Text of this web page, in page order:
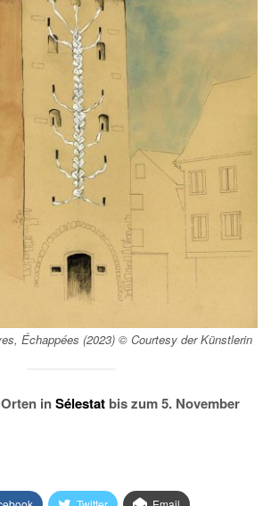
Échappées (2023) © Courtesy der Künstlerin
inSélestat bis zum 5. November